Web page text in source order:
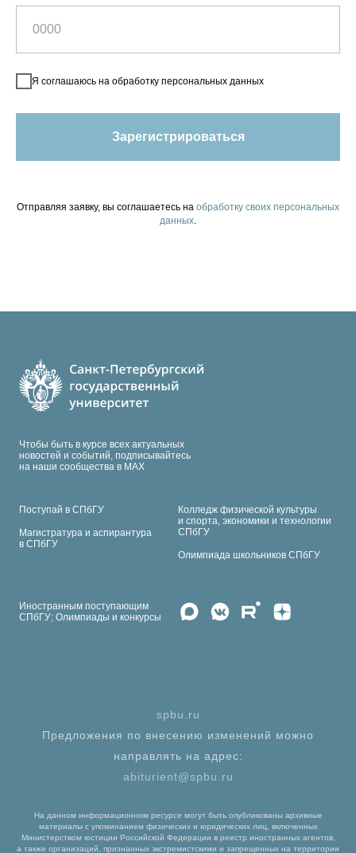
Я соглашаюсь на обработку персональных данных
Зарегистрироваться
Отправляя заявку, вы соглашаетесь на обработку своих персональных
данных
Чтобы быть в курсе всех актуальных
новостей и событий, подписывайтесь
на наши сообщества в МАХ
Поступай в СПбГУ
Магистратура и аспирантура
в СПбГУ
Колледж физической культуры
и спорта, экономики и технологии
СПбГУ
Олимпиада школьников СПбГУ
Иностранным поступающим
СПбГУ; Олимпиады и конкурсы
spbu.ru
Предложения по внесению изменений можно
направлять на адрес:
abiturient@spbu.ru
На данном информационном ресурсе могут быть опубликованы архивные
материалы с упоминанием физических и юридических лиц, включенных
Министерством юстиции Российской Федерации в реестр иностранных агентов,
а также организаций, признанных экстремистскими и запрещенных на территории